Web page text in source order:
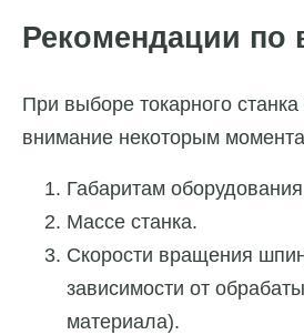
Рекомендации по
При выборе токарного
внимание некоторым
Габаритам
Массе станка.
Скорости вращения
зависимости от
материала).